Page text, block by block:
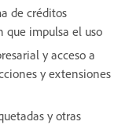
de créditos
que impulsa el uso
y acceso a
y extensiones
y otras